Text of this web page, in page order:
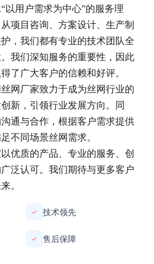
以用户需求为中心”的服务理
项目咨询、方案设计、生产制
，我们都有专业的技术团队全
我们深知服务的重要性，因此
了广大客户的信赖和好评。
网厂家致力于成为丝网行业的
新，引领行业发展方向。同
通与合作，根据客户需求提供
不同场景丝网需求。
以优质的产品、专业的服务、创
泛认可。我们期待与更多客户
。
✓ 技术领先
✓ 售后保障